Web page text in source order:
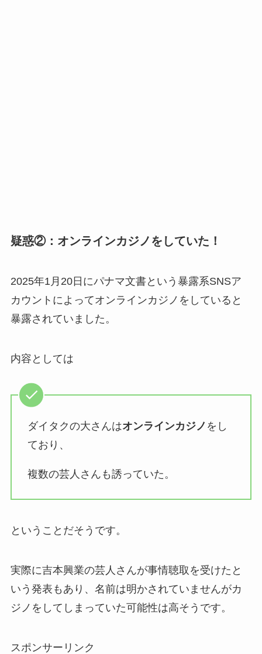
疑惑②：オンラインカジノをしていた！
2025年1月20日にパナマ文書という暴露系SNSア
カウントによってオンラインカジノをしていると
暴露されていました。
内容としては
ダイタクの大さんはオンラインカジノ をし
ており、
複数の芸人さんも誘っていた。
ということだそうです。
実際に吉本興業の芸人さんが事情聴取を受けたと
いう発表もあり、名前は明かされていませんがカ
ジノをしてしまっていた可能性は高そうです。
スポンサーリンク